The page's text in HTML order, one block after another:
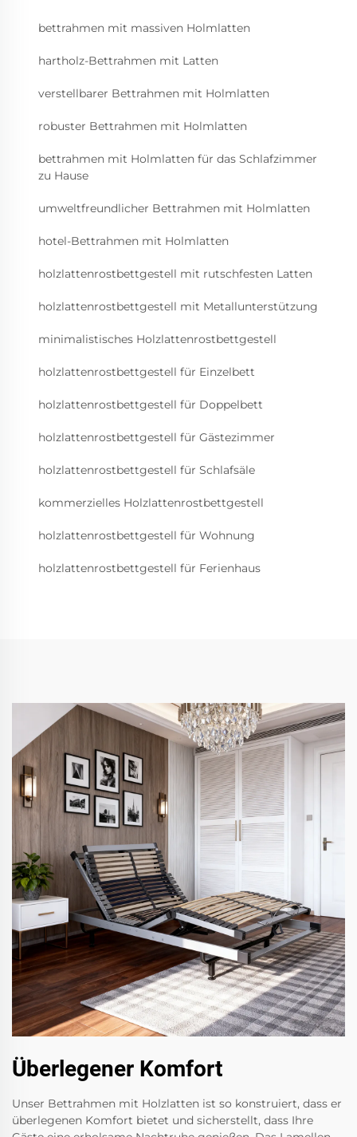
bettrahmen mit massiven Holmlatten
hartholz-Bettrahmen mit Latten
verstellbarer Bettrahmen mit Holmlatten
robuster Bettrahmen mit Holmlatten
bettrahmen mit Holmlatten für das Schlafzimmer
zu Hause
umweltfreundlicher Bettrahmen mit Holmlatten
hotel-Bettrahmen mit Holmlatten
holzlattenrostbettgestell mit rutschfesten Latten
holzlattenrostbettgestell mit Metallunterstützung
minimalistisches Holzlattenrostbettgestell
holzlattenrostbettgestell für Einzelbett
holzlattenrostbettgestell für Doppelbett
holzlattenrostbettgestell für Gästezimmer
holzlattenrostbettgestell für Schlafsäle
kommerzielles Holzlattenrostbettgestell
holzlattenrostbettgestell für Wohnung
holzlattenrostbettgestell für Ferienhaus
Überlegener Komfort
Unser Bettrahmen mit Holzlatten ist so konstruiert, dass er
überlegenen Komfort bietet und sicherstellt, dass Ihre